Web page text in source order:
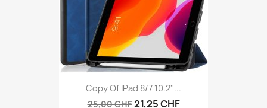
Copy Of IPad 8/7 10.2''...
25,00 CHF21,25 CHF